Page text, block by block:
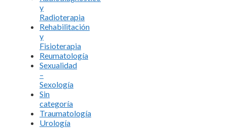
y
Radioterapia
Rehabilitación
y
Fisioterapia
Reumatología
Sexualidad
–
Sexología
Sin
categoría
Traumatología
Urología